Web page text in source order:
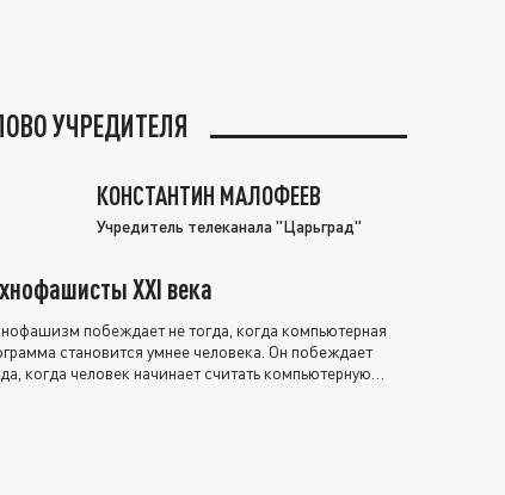
УЧРЕДИТЕЛЯ
КОНСТАНТИН МАЛОФЕЕВ
Учредитель телеканала "Царьград"
XXI века
побеждает не тогда, когда компьютерная
становится умнее человека. Он побеждает
когда человек начинает считать компьютерную